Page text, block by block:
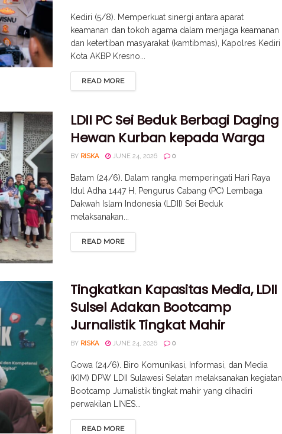
Kediri (5/8). Memperkuat sinergi antara aparat
keamanan dan tokoh agama dalam menjaga keamanan
dan ketertiban masyarakat (kamtibmas), Kapolres Kediri
Kota AKBP Kresno...
READ MORE
LDII PC Sei Beduk Berbagi Daging
Hewan Kurban kepada Warga
BY RISKA JUNE 24, 2026 0
Batam (24/6). Dalam rangka memperingati Hari Raya
Idul Adha 1447 H, Pengurus Cabang (PC) Lembaga
Dakwah Islam Indonesia (LDII) Sei Beduk
melaksanakan...
READ MORE
Tingkatkan Kapasitas Media, LDII
Sulsel Adakan Bootcamp
Jurnalistik Tingkat Mahir
BY RISKA JUNE 24, 2026 0
Gowa (24/6). Biro Komunikasi, Informasi, dan Media
(KIM) DPW LDII Sulawesi Selatan melaksanakan kegiatan
Bootcamp Jurnalistik tingkat mahir yang dihadiri
perwakilan LINES...
READ MORE